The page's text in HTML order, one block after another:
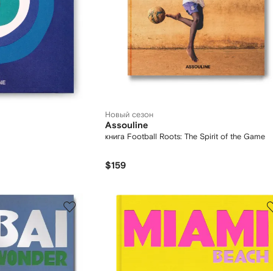
Новый сезон
Assouline
книга Football Roots: The Spirit of the Game
$159